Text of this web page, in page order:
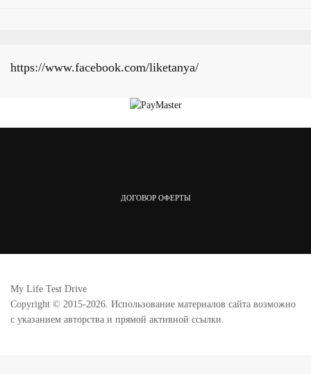
https://www.facebook.com/liketanya/
ДОГОВОР ОФЕРТЫ
My Life Test Drive
Copyright © 2015-2026. Использование материалов сайта возможно
с указанием авторства и прямой активной ссылки.